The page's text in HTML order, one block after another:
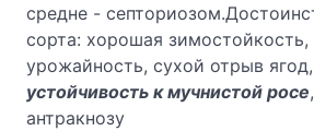
средне -
сорта: хорошая зимостойкость,
урожайность, сухой отрыв ягод,
устойчивость к мучнистой росе,
антракнозу